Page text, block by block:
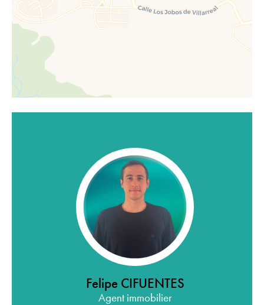
Felipe CIFUENTES
Agent immobilier